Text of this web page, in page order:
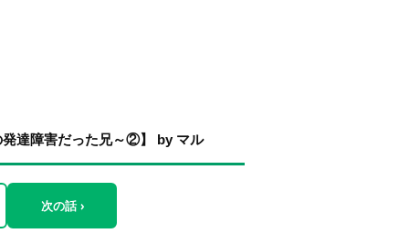
達障害だった兄～②】 by マル
次の話 ›